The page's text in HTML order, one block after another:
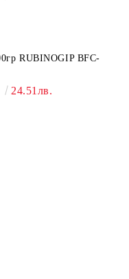
RUBINOGIP BFC-
24.51лв.